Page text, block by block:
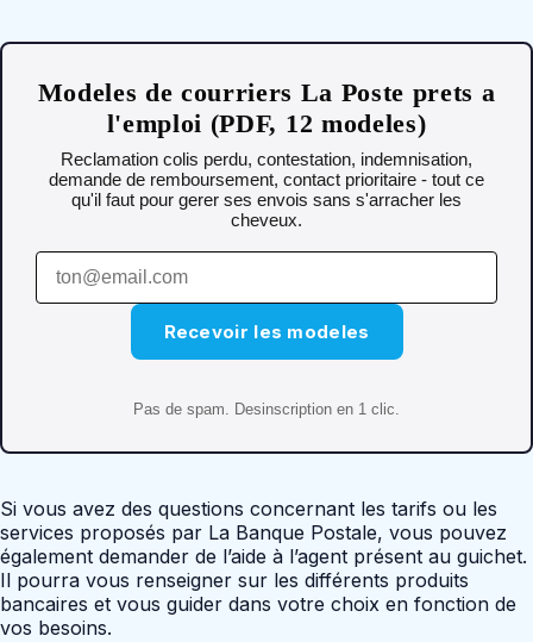
Modeles de courriers La Poste prets a
l'emploi (PDF, 12 modeles)
Reclamation colis perdu, contestation, indemnisation,
demande de remboursement, contact prioritaire - tout ce
qu'il faut pour gerer ses envois sans s'arracher les
cheveux.
Recevoir les modeles
Pas de spam. Desinscription en 1 clic.
Si vous avez des questions concernant les tarifs ou les
services proposés par La Banque Postale, vous pouvez
également demander de l’aide à l’agent présent au guichet.
Il pourra vous renseigner sur les différents produits
bancaires et vous guider dans votre choix en fonction de
vos besoins.